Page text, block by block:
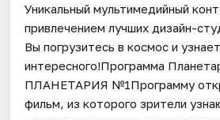
Уникальный мультимедийный
привлечением лучших дизайн-
Вы погрузитесь в космос и
интересного!Программа
ПЛАНЕТАРИЯ №1Программу
фильм, из которого зрители